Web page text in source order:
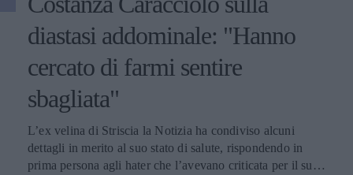
diastasi addominale: "Hanno
cercato di farmi sentire
sbagliata"
L’ex velina di Striscia la Notizia ha condiviso alcuni
dettagli in merito al suo stato di salute, rispondendo in
prima persona agli hater che l’avevano criticata per il suo